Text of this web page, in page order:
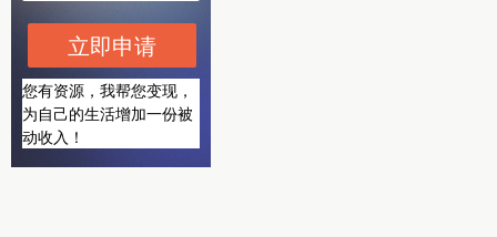
立即申请
您有资源，我帮您变现，
为自己的生活增加一份被
动收入！